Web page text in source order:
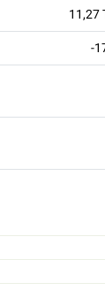
11,27
-